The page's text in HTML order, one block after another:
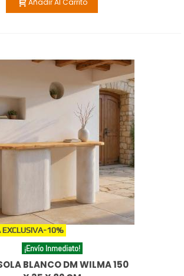
Añadir Al Carrito
EXCLUSIVA-10%
¡Envío Inmediato!
BLANCO DM WILMA 150